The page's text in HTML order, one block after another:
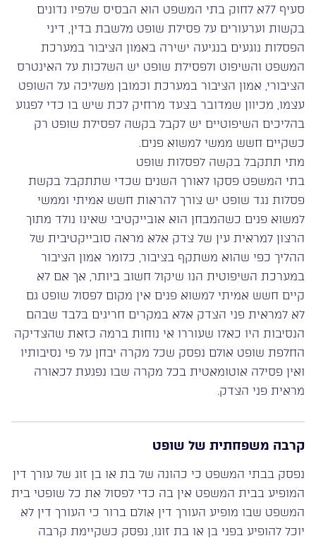
סעיף 77א לחוק בתי המשפט הוא הבסיס שלפיו נדונים
בקשות וערעורים על פסילת שופט מלשבת בדין, דיני
הפסלות נוגעים בנגיעה ישירה באמון הציבור במערכת
המשפט והשיפוט ולפסילת שופט יש השלכות על האינטרס
הציבורי, אמון הציבור במערכת וכמובן משליכה על השופט
עצמו, מכיוון שמדובר בצעד מרחיק לכת שיש בו כדי לפגוע
בהליכים השיפוטיים יש לקבל בקשה לפסילת שופט רק
כשקיים חשש ממשי למשוא פנים.
מתי תתקבל בקשה לפסלות שופט
בתי המשפט פסקו לאורך השנים שכדי שתתקבל בקשת
פסלות נגד שופט יש צורך להראות חשש אמיתי וממשי
למשוא פנים כשהמבחן הוא אובייקטיבי שאינו נולד מתוך
הרצון למראית עין של צדק אלא מראה סובייקטיבית של
ההליך כפי שהוא משתקף בציבור, כלומר אמון הציבור
במערכת השיפוטית הנו שיקול חשוב ביותר, אך אם לא
קיים חשש אמיתי למשוא פנים אין מקום לפסול שופט גם
לא למראית פני הצדק אלא במקרים חריגים בלבד שבהם
הנסיבות היו כאלו שעוררו אי נוחות ברמה כזאת שהצדיקה
החלפת שופט אולם נפסק שכל מקרה יבחן על פי נסיבותיו
ואין פסילה אוטומאטית בכל מקרה שבו נפגעת לכאורה
מראית פני הצדק.
קרבה משפחתית של שופט
נפסק בבתי המשפט כי כהונה של בת או בן זוג של עורך דין
המופיע בבית המשפט אין בה כדי לפסול את כל שופטי בית
המשפט שבו מופיע העורך דין אולם ברור כי העורך דין לא
יוכל להופיע בפני בן או בת זוגו, נפסק כשקיימת קרבה